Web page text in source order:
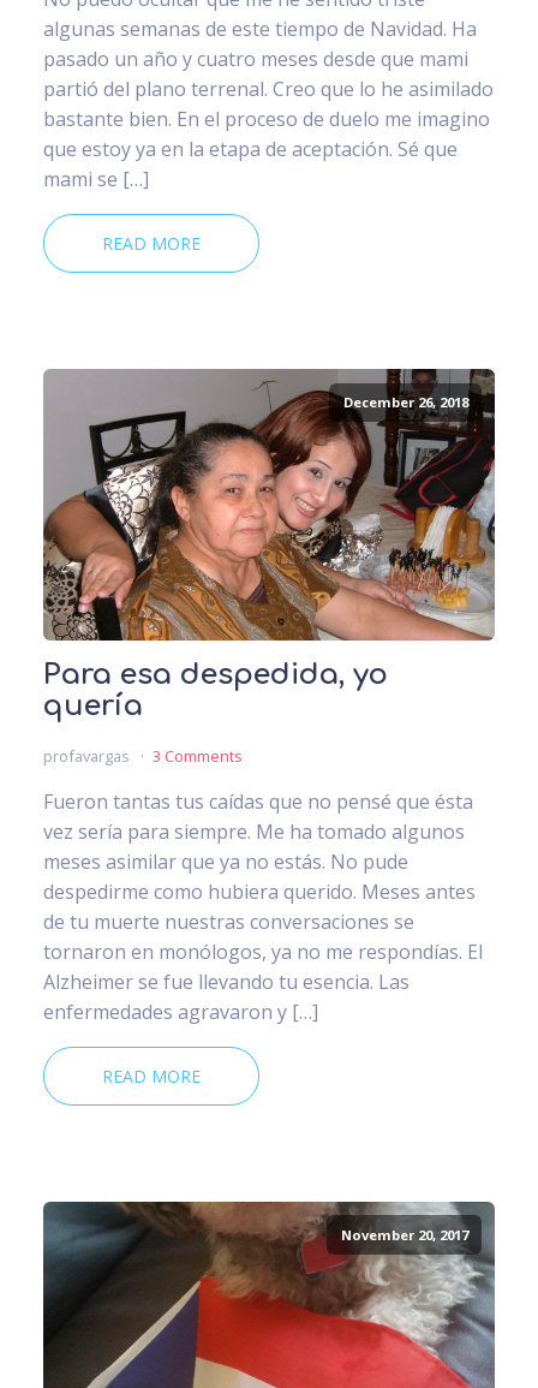
algunas semanas de este tiempo de Navidad. Ha
pasado un año y cuatro meses desde que mami
partió del plano terrenal. Creo que lo he asimilado
bastante bien. En el proceso de duelo me imagino
que estoy ya en la etapa de aceptación. Sé que
mami se […]
READ MORE
December 26, 2018
Para esa despedida, yo
quería
profavargas 3 Comments
Fueron tantas tus caídas que no pensé que ésta
vez sería para siempre. Me ha tomado algunos
meses asimilar que ya no estás. No pude
despedirme como hubiera querido. Meses antes
de tu muerte nuestras conversaciones se
tornaron en monólogos, ya no me respondías. El
Alzheimer se fue llevando tu esencia. Las
enfermedades agravaron y […]
READ MORE
November 20, 2017